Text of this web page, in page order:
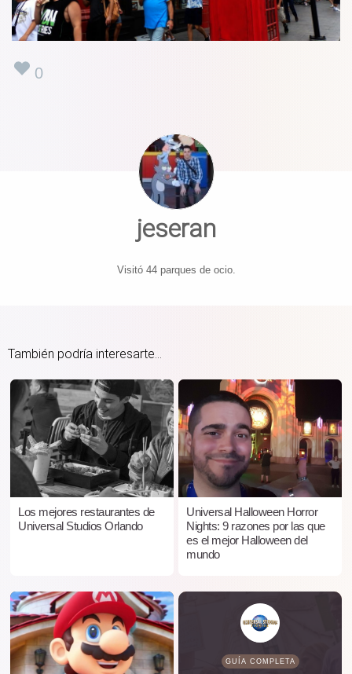
0
jeseran
Visitó 44 parques de ocio.
También podría interesarte...
Los mejores restaurantes de
Universal Studios Orlando
Universal Halloween Horror
Nights: 9 razones por las que
es el mejor Halloween del
mundo
GUÍA COMPLETA